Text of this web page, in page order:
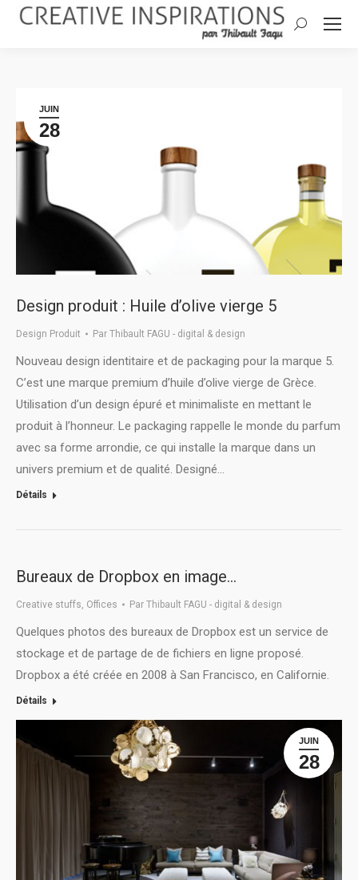
Search:
JUIN
28
Design produit : Huile d’olive vierge 5
Design Produit Par Thibault FAGU - digital & design
Nouveau design identitaire et de packaging pour la marque 5.
C’est une marque premium d’huile d’olive vierge de Grèce.
Utilisation d’un design épuré et minimaliste en mettant le
produit à l’honneur. Le packaging rappelle le monde du parfum
avec sa forme arrondie, ce qui installe la marque dans un
univers premium et de qualité. Designé…
Détails
Bureaux de Dropbox en image…
Creative stuffs, Offices Par Thibault FAGU - digital & design
Quelques photos des bureaux de Dropbox est un service de
stockage et de partage de de fichiers en ligne proposé.
Dropbox a été créée en 2008 à San Francisco, en Californie.
Détails
JUIN
28